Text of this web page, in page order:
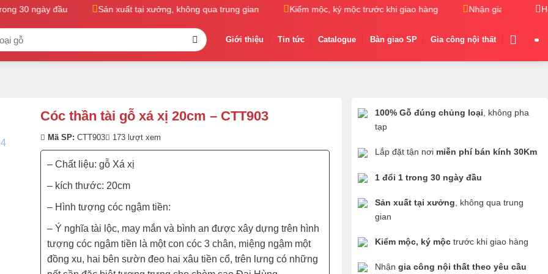
30 ngày đầu Sản xuất tại xưởng, không qua trung gian Kiểm mộc, ký mộc trước khi giao hàng Nhận gia công nội
Giới thiệu Tin tức Catalogue Bàn giao SP Gia công nội thất
100% Gỗ đúng chủng loại , không pha
tạp
Lắp đặt tận nơimiễn phí bán kính 30Km
1 đổi 1 trong 30 ngày đầu
Sản xuất tại xưởng , không qua trung
gian
Kiểm mộc, ký mộctrước khi giao hàng
Nhận gia công nội thất theo yêu cầu
Cóc thần tài gỗ xá xị 20cm – CTT903
Mã SP: CTT903 173 lượt xem
– Chất liệu: gỗ Xá xị
– kích thước: 20cm
– Hình tượng cóc ngậm tiền:
– Ý nghĩa tài lộc, may mắn và bình an được xây dựng trên hình
tượng cóc ngậm tiền là một con cóc 3 chân, miệng ngậm một
đồng xu, hai bên sườn đeo hai xâu tiền cổ, trên lưng có những